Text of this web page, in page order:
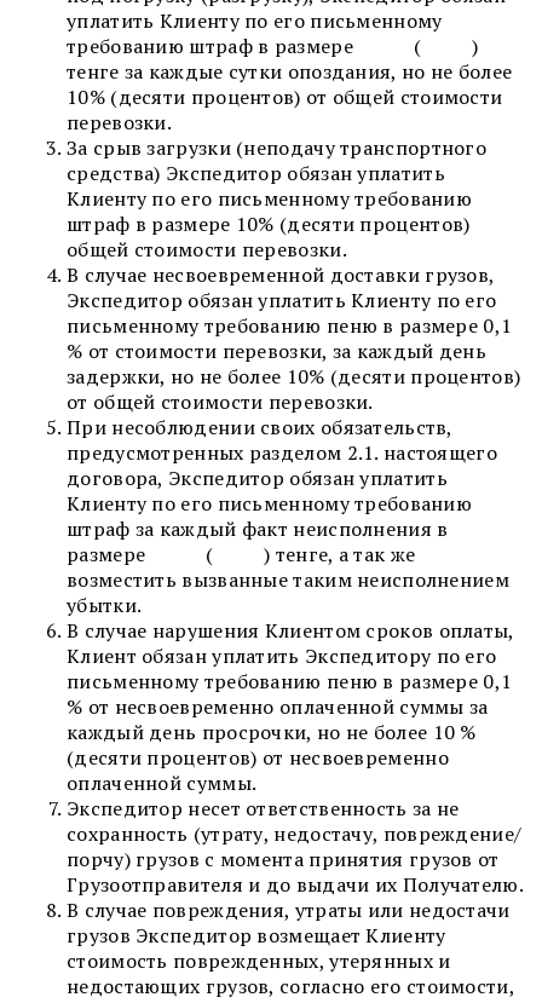
уплатить Клиенту по его письменному
требованию штраф в размере ( )
тенге за каждые сутки опоздания, но не более
10% (десяти процентов) от общей стоимости
перевозки.
За срыв загрузки (неподачу транспортного
средства) Экспедитор обязан уплатить
Клиенту по его письменному требованию
штраф в размере 10% (десяти процентов)
общей стоимости перевозки.
В случае несвоевременной доставки грузов,
Экспедитор обязан уплатить Клиенту по его
письменному требованию пеню в размере 0,1
% от стоимости перевозки, за каждый день
задержки, но не более 10% (десяти процентов)
от общей стоимости перевозки.
При несоблюдении своих обязательств,
предусмотренных разделом 2.1. настоящего
договора, Экспедитор обязан уплатить
Клиенту по его письменному требованию
штраф за каждый факт неисполнения в
размере ( ) тенге, а так же
возместить вызванные таким неисполнением
убытки.
В случае нарушения Клиентом сроков оплаты,
Клиент обязан уплатить Экспедитору по его
письменному требованию пеню в размере 0,1
% от несвоевременно оплаченной суммы за
каждый день просрочки, но не более 10 %
(десяти процентов) от несвоевременно
оплаченной суммы.
Экспедитор несет ответственность за не
сохранность (утрату, недостачу, повреждение/
порчу) грузов с момента принятия грузов от
Грузоотправителя и до выдачи их Получателю.
В случае повреждения, утраты или недостачи
грузов Экспедитор возмещает Клиенту
стоимость поврежденных, утерянных и
недостающих грузов, согласно его стоимости,